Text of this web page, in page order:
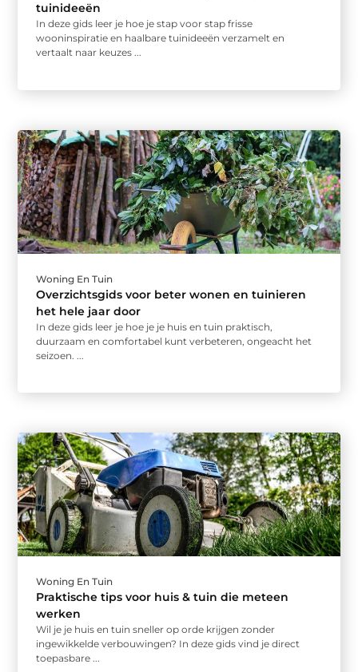
tuinideeën
In deze gids leer je hoe je stap voor stap frisse
wooninspiratie en haalbare tuinideeën verzamelt en
vertaalt naar keuzes ...
Woning En Tuin
Overzichtsgids voor beter wonen en tuinieren
het hele jaar door
In deze gids leer je hoe je je huis en tuin praktisch,
duurzaam en comfortabel kunt verbeteren, ongeacht het
seizoen. ...
Woning En Tuin
Praktische tips voor huis & tuin die meteen
werken
Wil je je huis en tuin sneller op orde krijgen zonder
ingewikkelde verbouwingen? In deze gids vind je direct
toepasbare ...